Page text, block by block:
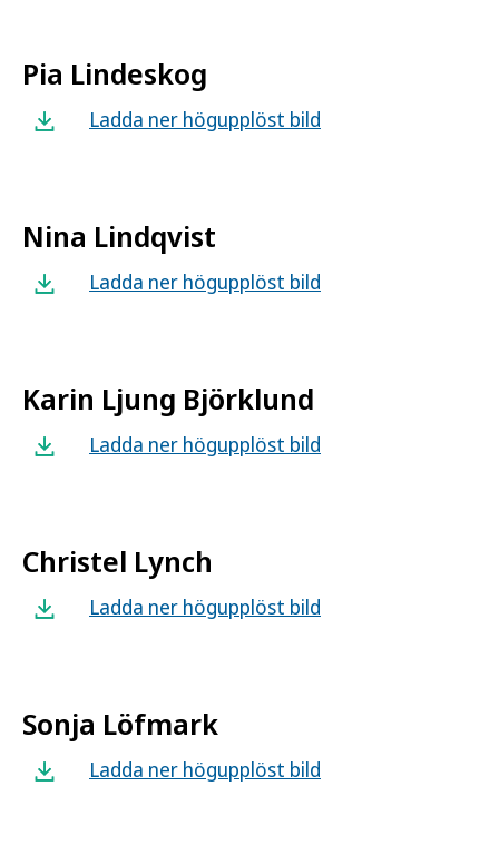
Pia Lindeskog
Ladda ner högupplöst bild
Nina Lindqvist
Ladda ner högupplöst bild
Karin Ljung Björklund
Ladda ner högupplöst bild
Christel Lynch
Ladda ner högupplöst bild
Sonja Löfmark
Ladda ner högupplöst bild